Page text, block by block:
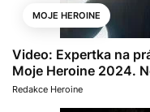
MOJE HEROINE
Video: Expertka na
Moje Heroine 2024.
Redakce Heroine